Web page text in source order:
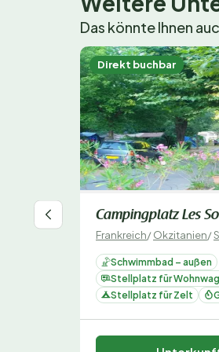
Das könnte Ihnen
Direkt buchbar
Campingplatz Les
Frankreich/Okzitanien/
Schwimmbad – außen
Stellplatz für
Stellplatz für Zelt